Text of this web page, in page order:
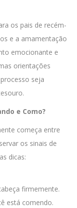
os pais de recém-
e a amamentação
emocionante e
orientações
seja
e Como?
começa entre
os sinais de
dicas:
firmemente.
está comendo.